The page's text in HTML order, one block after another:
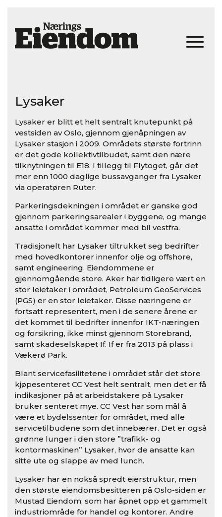
Lysaker
Lysaker er blitt et helt sentralt knutepunkt på
vestsiden av Oslo, gjennom gjenåpningen av
Lysaker stasjon i 2009. Områdets største fortrinn
er det gode kollektivtilbudet, samt den nære
tilknytningen til E18. I tillegg til Flytoget, går det
mer enn 1000 daglige bussavganger fra Lysaker
via operatøren Ruter.
Parkeringsdekningen i området er ganske god
gjennom parkeringsarealer i byggene, og mange
ansatte i området kommer med bil vestfra.
Tradisjonelt har Lysaker tiltrukket seg bedrifter
med hovedkontorer innenfor olje og offshore,
samt engineering. Eiendommene er
gjennomgående store. Aker har tidligere vært en
stor leietaker i området, Petroleum GeoServices
(PGS) er en stor leietaker. Disse næringene er
fortsatt representert, men i de senere årene er
det kommet til bedrifter innenfor IKT-næringen
og forsikring, ikke minst gjennom Storebrand,
samt skadeselskapet If. If er fra 2013 på plass i
Vækerø Park.
Blant servicefasilitetene i området står det store
kjøpesenteret CC Vest helt sentralt, men det er få
indikasjoner på at arbeidstakere på Lysaker
bruker senteret mye. CC Vest har som mål å
være et bydelssenter for området, med alle
servicetilbudene som det innebærer. Det er også
grønne lunger i den store ”trafikk- og
kontormaskinen” Lysaker, hvor de ansatte kan
sitte ute og slappe av med lunch.
Lysaker har en nokså spredt eierstruktur, men
den største eiendomsbesitteren på Oslo-siden er
Mustad Eiendom, som har åpnet opp et gammelt
industriområde for handel og kontorer. Andre